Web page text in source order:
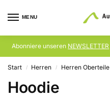
MENU
Abonniere unseren NEWSLETTER
Start / Herren / Herren Oberteile
Hoodie